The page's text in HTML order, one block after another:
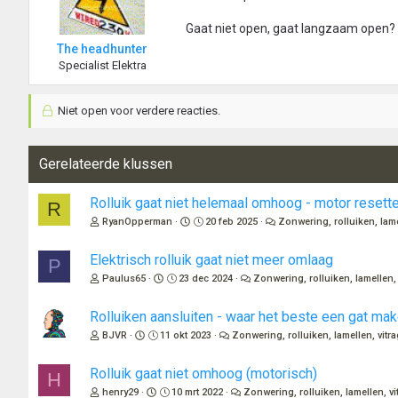
The headhunter
Specialist Elektra
Gaat niet open, gaat langzaam open?
Niet open voor verdere reacties.
Gerelateerde klussen
R Rolluik gaat niet helemaal omhoog - motor
RyanOpperman 20 feb 2025 Zonwering, rolluiken,
P Elektrisch rolluik gaat niet meer omlaag
Paulus65 23 dec 2024 Zonwering, rolluiken, lamellen,
Rolluiken aansluiten - waar het beste een gat
BJVR 11 okt 2023 Zonwering, rolluiken, lamellen,
H Rolluik gaat niet omhoog (motorisch)
henry29 10 mrt 2022 Zonwering, rolluiken, lamellen,